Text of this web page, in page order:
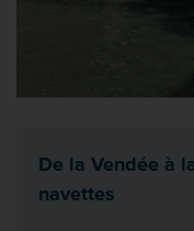
De la Vendée à
navettes